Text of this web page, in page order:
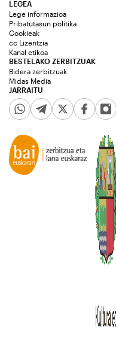
JARRAITU
LEGEA
Lege informazioa
Pribatutasun politika
Cookieak
cc Lizentzia
Kanal etikoa
BESTELAKO ZERBITZUAK
Bidera zerbitzuak
Midas Media